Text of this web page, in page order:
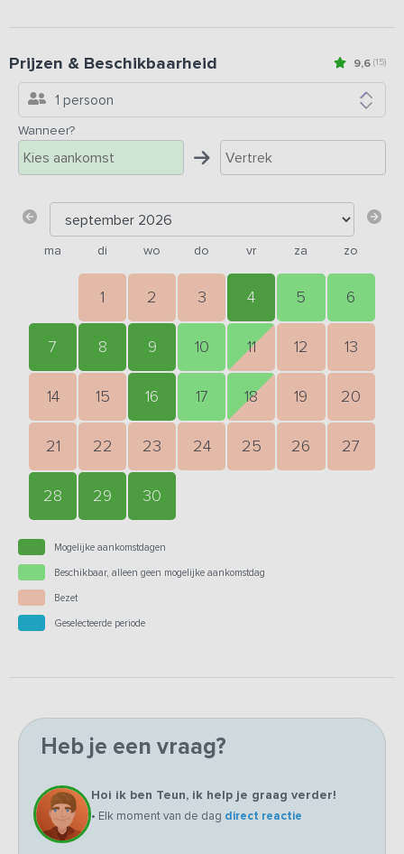
9,6 (15)
Prijzen & Beschikbaarheid
1 persoon
Wanneer?
ma di wo do vr za zo
1 2 3 4 5 6
7 8 9 10 11 12 13
14 15 16 17 18 19 20
21 22 23 24 25 26 27
28 29 30
Mogelijke aankomstdagen
Beschikbaar, alleen geen mogelijke aankomstdag
Bezet
Geselecteerde periode
Heb je een vraag?
Hoi ik ben Teun, ik help je graag verder!
• Elk moment van de dag direct reactie